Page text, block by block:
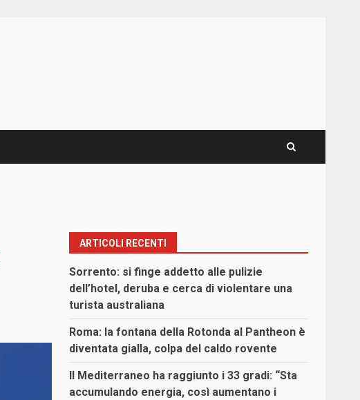
ARTICOLI RECENTI
Sorrento: si finge addetto alle pulizie
dell’hotel, deruba e cerca di violentare una
turista australiana
Roma: la fontana della Rotonda al Pantheon è
diventata gialla, colpa del caldo rovente
Il Mediterraneo ha raggiunto i 33 gradi: “Sta
accumulando energia, così aumentano i